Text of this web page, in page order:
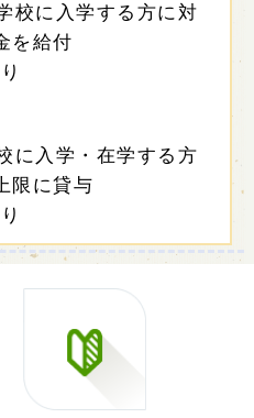
校に入学する方に対
を給付
に入学・在学する方
限に貸与